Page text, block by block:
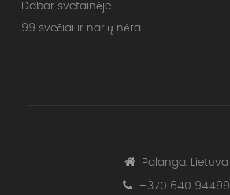
Dabar svetainėje
99 svečiai ir narių nėra
Palanga, Lietuva
+370 640 94499